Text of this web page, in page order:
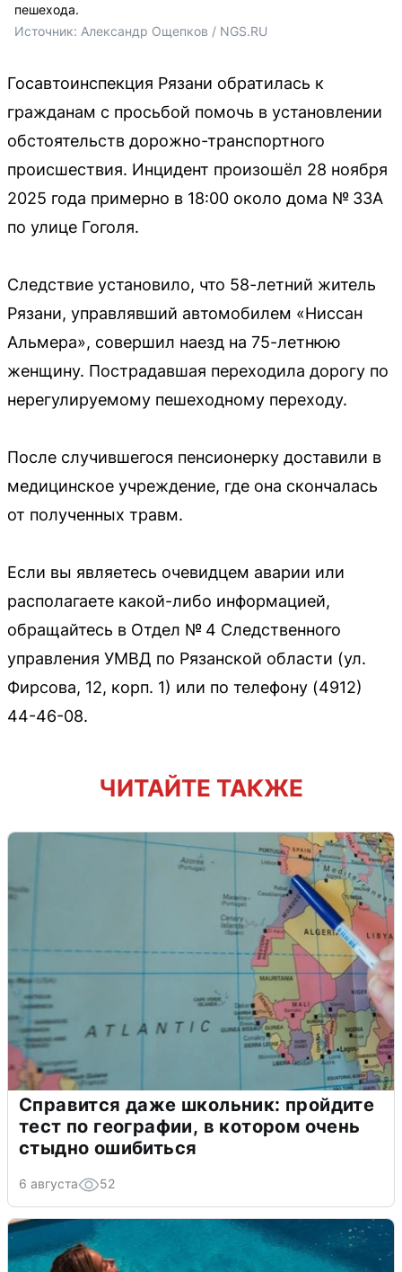
пешехода.
Источник: Александр Ощепков / NGS.RU
Госавтоинспекция Рязани обратилась к
гражданам с просьбой помочь в установлении
обстоятельств дорожно-транспортного
происшествия. Инцидент произошёл 28 ноября
2025 года примерно в 18:00 около дома № 33А
по улице Гоголя.
Следствие установило, что 58-летний житель
Рязани, управлявший автомобилем «Ниссан
Альмера», совершил наезд на 75-летнюю
женщину. Пострадавшая переходила дорогу по
нерегулируемому пешеходному переходу.
После случившегося пенсионерку доставили в
медицинское учреждение, где она скончалась
от полученных травм.
Если вы являетесь очевидцем аварии или
располагаете какой-либо информацией,
обращайтесь в Отдел № 4 Следственного
управления УМВД по Рязанской области (ул.
Фирсова, 12, корп. 1) или по телефону (4912)
44-46-08.
ЧИТАЙТЕ ТАКЖЕ
Справится даже школьник: пройдите
тест по географии, в котором очень
стыдно ошибиться
6 августа 52